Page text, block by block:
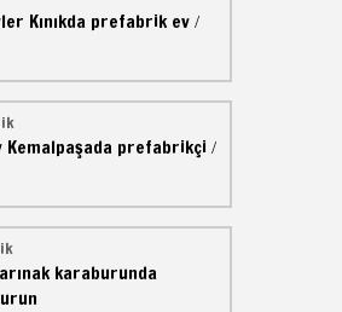
Kınıkda prefabrik ev/
Kemalpaşada prefabrikçi /
karaburunda